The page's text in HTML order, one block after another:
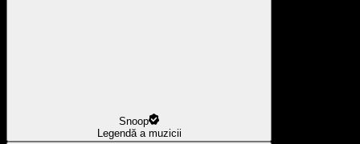
Snoop
Legendă a muzicii